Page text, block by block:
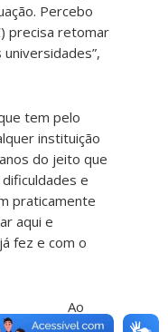
Percebo
precisa retomar
tem pelo
instituição
do jeito que
e
praticamente
aqui e
fez e com o
Ao
final